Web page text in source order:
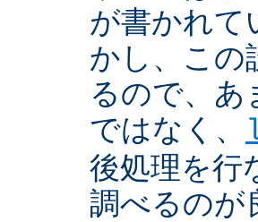
が書かれて
かし、この
るので、あ
ではなく、
後処理を行
調べるのが